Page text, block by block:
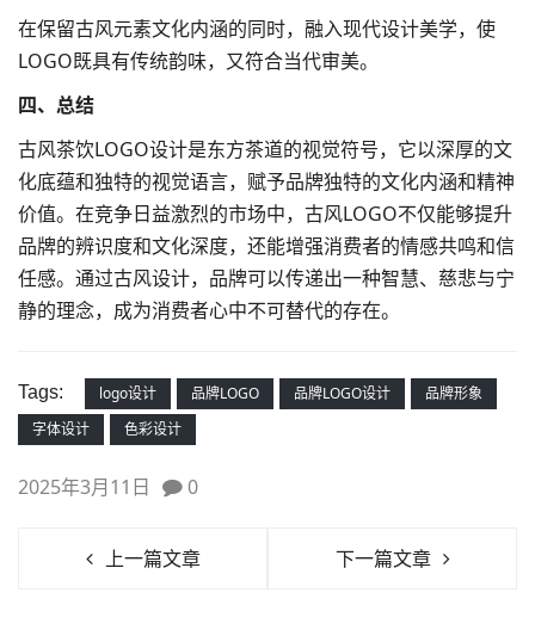
在保留古风元素文化内涵的同时，融入现代设计美学，使
LOGO既具有传统韵味，又符合当代审美。
四、总结
古风茶饮LOGO设计是东方茶道的视觉符号，它以深厚的文
化底蕴和独特的视觉语言，赋予品牌独特的文化内涵和精神
价值。在竞争日益激烈的市场中，古风LOGO不仅能够提升
品牌的辨识度和文化深度，还能增强消费者的情感共鸣和信
任感。通过古风设计，品牌可以传递出一种智慧、慈悲与宁
静的理念，成为消费者心中不可替代的存在。
Tags: logo设计 品牌LOGO 品牌LOGO设计
品牌形象
字体设计
色彩设计
2025年3月11日 0
上一篇文章 下一篇文章